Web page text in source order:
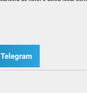
Telegram